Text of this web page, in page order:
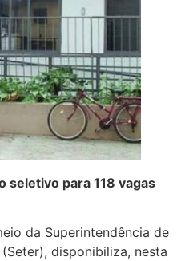
seletivo para 118 vagas
da Superintendência de
disponibiliza, nesta